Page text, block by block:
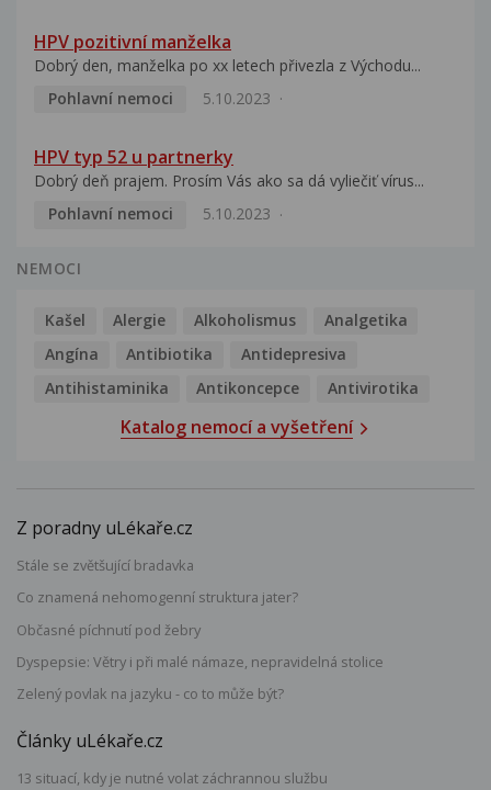
HPV pozitivní manželka
Dobrý den, manželka po xx letech přivezla z Východu...
Pohlavní nemoci
5.10.2023
HPV typ 52 u partnerky
Dobrý deň prajem. Prosím Vás ako sa dá vyliečiť vírus...
Pohlavní nemoci
5.10.2023
NEMOCI
Kašel Alergie Alkoholismus
Analgetika
Angína
Antibiotika
Antidepresiva
Antihistaminika
Antikoncepce Antivirotika
Katalog nemocí a vyšetření
Z poradny uLékaře.cz
Stále se zvětšující bradavka
Co znamená nehomogenní struktura jater?
Občasné píchnutí pod žebry
Dyspepsie: Větry i při malé námaze, nepravidelná stolice
Zelený povlak na jazyku - co to může být?
Články uLékaře.cz
13 situací, kdy je nutné volat záchrannou službu